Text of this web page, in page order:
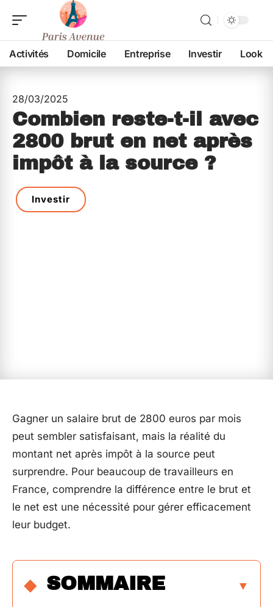
Activités Domicile Entreprise Investir Look
28/03/2025
Combien reste-t-il avec
2800 brut en net après
impôt à la source ?
Investir
Gagner un salaire brut de 2800 euros par mois
peut sembler satisfaisant, mais la réalité du
montant net après impôt à la source peut
surprendre. Pour beaucoup de travailleurs en
France, comprendre la différence entre le brut et
le net est une nécessité pour gérer efficacement
leur budget.
SOMMAIRE